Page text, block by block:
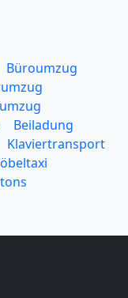
Büroumzug
Beiladung
Klaviertransport